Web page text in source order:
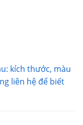
kích thước, màu
liên hệ để biết